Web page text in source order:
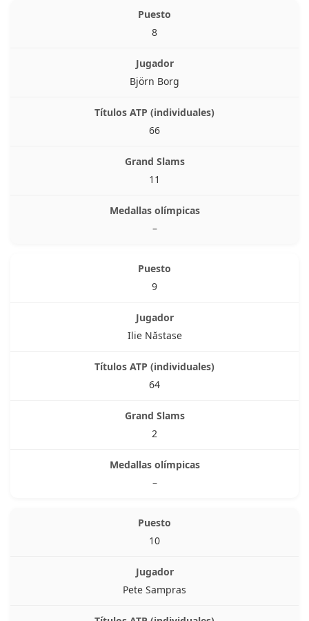
8
Björn Borg
66
11
–
9
Ilie Năstase
64
2
–
10
Pete Sampras